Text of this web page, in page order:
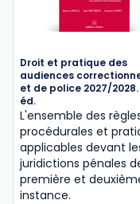
Droit et pratique des
audiences
et de police 2027/
éd.
L'ensemble des
procédurales et
applicables devant
juridictions pénales
première et
instance.